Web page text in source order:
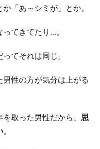
「あ～シミが」とか。
てきてたり…。
てそれは同じ。
性の方が気分は上がる
取った男性だから、 思
。